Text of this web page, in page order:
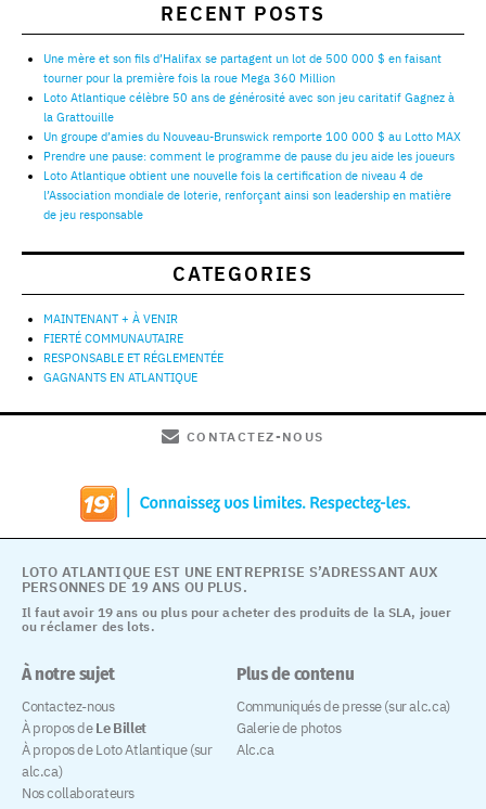
RECENT POSTS
Une mère et son fils d’Halifax se partagent un lot de 500 000 $ en faisant
tourner pour la première fois la roue Mega 360 Million
Loto Atlantique célèbre 50 ans de générosité avec son jeu caritatif Gagnez à
la Grattouille
Un groupe d’amies du Nouveau-Brunswick remporte 100 000 $ au Lotto MAX
Prendre une pause: comment le programme de pause du jeu aide les joueurs
Loto Atlantique obtient une nouvelle fois la certification de niveau 4 de
l’Association mondiale de loterie, renforçant ainsi son leadership en matière
de jeu responsable
CATEGORIES
MAINTENANT + À VENIR
FIERTÉ COMMUNAUTAIRE
RESPONSABLE ET RÉGLEMENTÉE
GAGNANTS EN ATLANTIQUE
CONTACTEZ-NOUS
Il faut avoir 19 ans ou plus pour acheter des produits de la SLA, jouer
ou réclamer des lots.
LOTO ATLANTIQUE EST UNE ENTREPRISE S’ADRESSANT AUX
PERSONNES DE 19 ANS OU PLUS.
À notre sujet
Contactez-nous
À propos deLe Billet
À propos de Loto Atlantique (sur
alc.ca)
Nos collaborateurs
Plus de contenu
Communiqués de presse (sur alc.ca)
Galerie de photos
Alc.ca